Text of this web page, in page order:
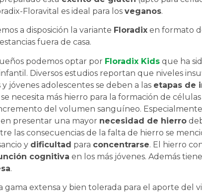
Floravital es ideal para los veganos.
a disposición la variante Floradix en formato
fuera de casa.
podemos optar por Floradix Kids que ha
Diversos estudios reportan que niveles
jóvenes adolescentes se deben a las etapas de
necesita más hierro para la formación de
del volumen sanguíneo.
presentar una mayor necesidad de hierro
las consecuencias de la falta de hierro se
y dificultad para concentrarse. El hierro
cognitiva en los más jóvenes. Además
.
gama extensa y bien tolerada para el aporte del